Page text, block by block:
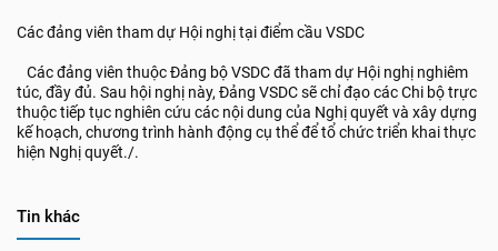
Các đảng viên tham dự Hội nghị tại điểm cầu VSDC
Các đảng viên thuộc Đảng bộ VSDC đã tham dự Hội nghị nghiêm
túc, đầy đủ. Sau hội nghị này, Đảng VSDC sẽ chỉ đạo các Chi bộ trực
thuộc tiếp tục nghiên cứu các nội dung của Nghị quyết và xây dựng
kế hoạch, chương trình hành động cụ thể để tổ chức triển khai thực
hiện Nghị quyết./.
Tin khác